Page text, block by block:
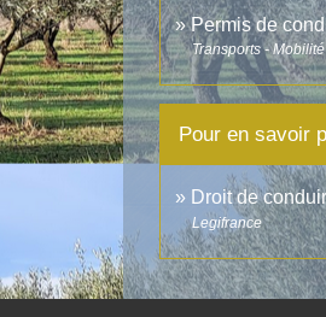
Permis de
Transports - Mobilité
Pour en savoir
Droit de
Legifrance